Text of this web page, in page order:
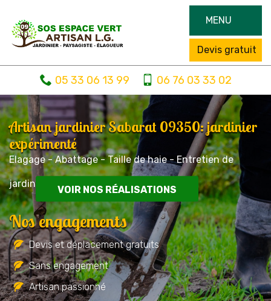
MENU
Devis gratuit
05 33 06 13 99 06 76 03 33 02
Artisan jardinier Sabarat 09350: jardinier
expérimenté
Elagage - Abattage - Taille de haie - Entretien de
jardin
VOIR NOS RÉALISATIONS
Nos engagements
Devis et déplacement gratuits
Sans engagement
Artisan passionné